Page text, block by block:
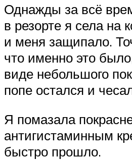
Однажды за всё
в резорте я села на
и меня защипало.
что именно это
виде небольшого
попе остался и
Я помазала
антигистаминным
быстро прошло.